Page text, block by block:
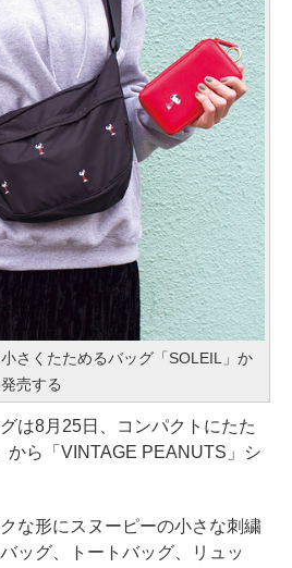
さくたためるバッグ「SOLEIL」か
売する
は8月25日、コンパクトにたた
から「VINTAGE PEANUTS」シ
な形にスヌーピーの小さな刺繍
ッグ、トートバッグ、リュッ